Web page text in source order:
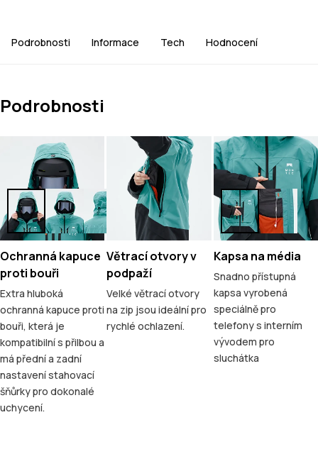
Podrobnosti Informace Tech Hodnocení
Podrobnosti
Ochranná kapuce
proti bouři
Extra hluboká
ochranná kapuce proti
bouři, která je
kompatibilní s přilbou a
má přední a zadní
nastavení stahovací
šňůrky pro dokonalé
uchycení.
Větrací otvory v
podpaží
Velké větrací otvory
na zip jsou ideální pro
rychlé ochlazení.
Kapsa na média
Snadno přístupná
kapsa vyrobená
speciálně pro
telefony s interním
vývodem pro
sluchátka